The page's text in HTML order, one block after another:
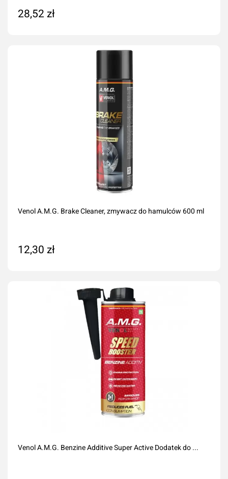
28,52 zł
Venol A.M.G. Brake Cleaner, zmywacz do hamulców 600 ml
12,30 zł
Venol A.M.G. Benzine Additive Super Active Dodatek do ...